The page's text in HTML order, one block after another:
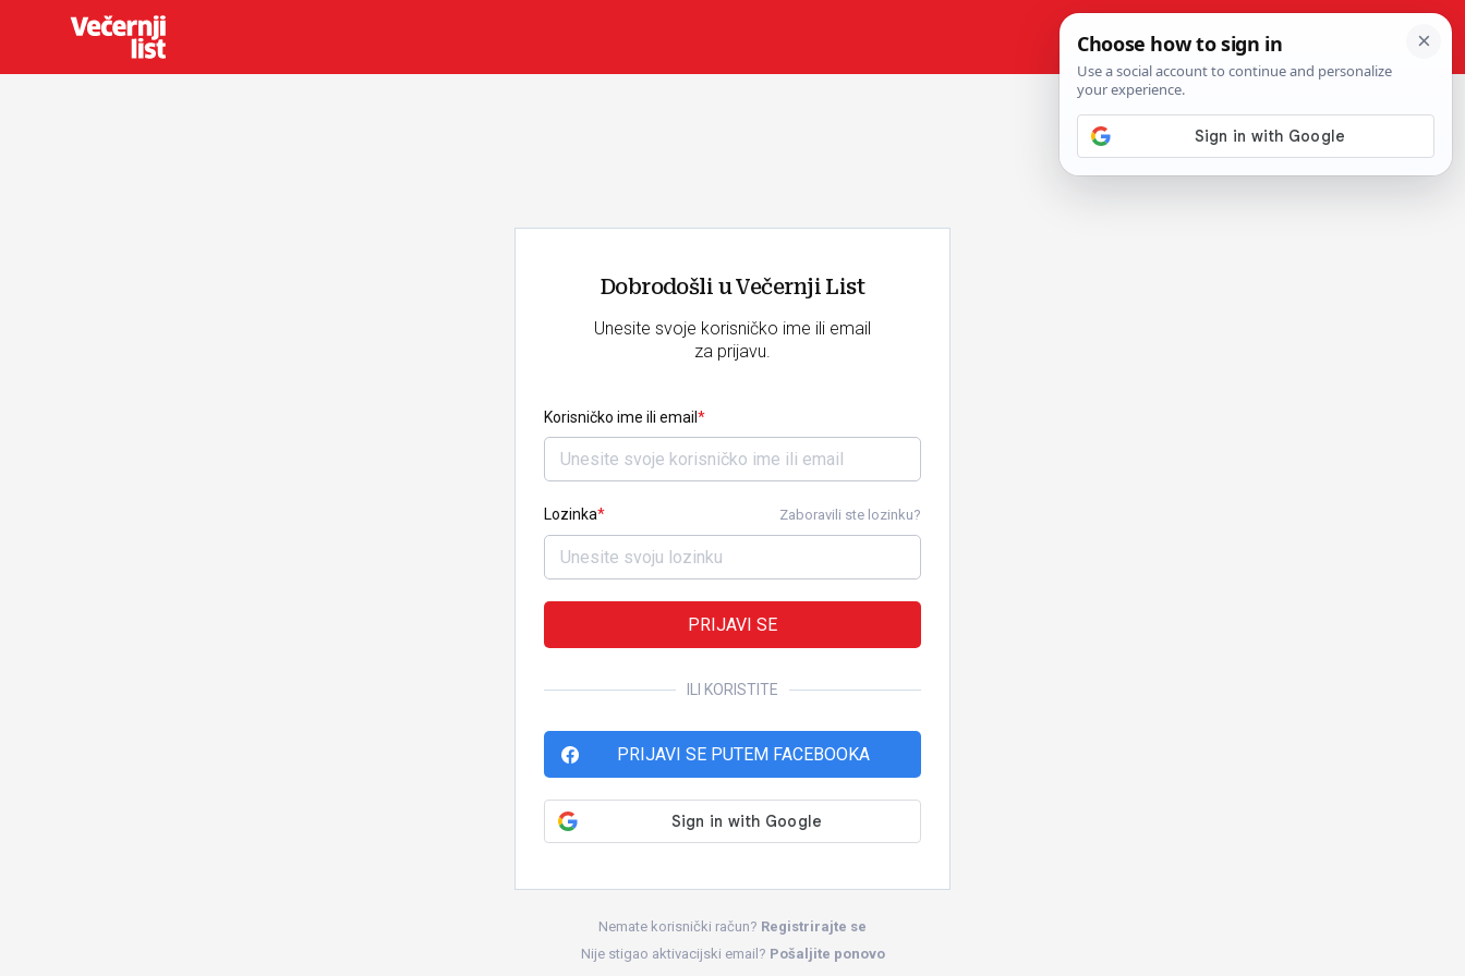
Dobrodošli u Večernji List
Unesite svoje korisničko ime ili email
za prijavu.
Korisničko ime ili email
Lozinka Zaboravili ste lozinku?
PRIJAVI SE
ILI KORISTITE
PRIJAVI SE PUTEM FACEBOOKA
Nemate korisnički račun? Registrirajte se
Nije stigao aktivacijski email? Pošaljite ponovo